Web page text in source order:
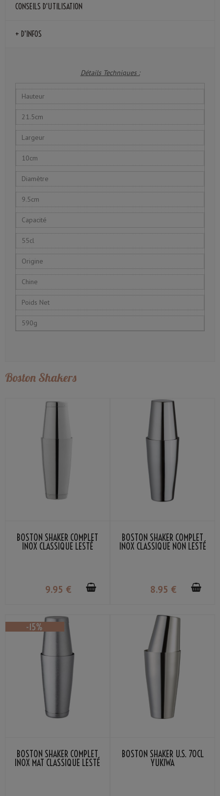
CONSEILS D'UTILISATION
+ D'INFOS
Détails Techniques :
Hauteur
21.5cm
Largeur
10cm
Diamètre
9.5cm
Capacité
55cl
Origine
Chine
Poids Net
590g
Boston Shakers
BOSTON SHAKER COMPLET
INOX CLASSIQUE LESTÉ
9.95 €
BOSTON SHAKER COMPLET
INOX CLASSIQUE NON LESTÉ
8.95 €
BOSTON SHAKER COMPLET
INOX MAT CLASSIQUE LESTÉ
BOSTON SHAKER U.S. 70CL
YUKIWA